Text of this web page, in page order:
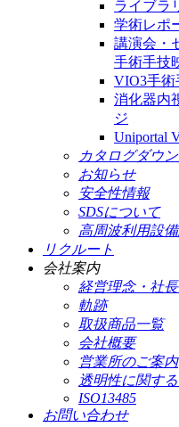
ライブラ
学術レポ
講演会・
手術手技
VIO3手術
消化器内
ジ
Uniportal
カタログダウ
お知らせ
安全性情報
SDSについて
高周波利用設
リクルート
会社案内
経営理念・社
軌跡
取扱商品一覧
会社概要
営業所のご案内
透明性に関す
ISO13485
お問い合わせ